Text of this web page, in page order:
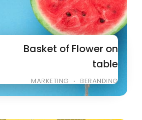
Basket of Flower on
table
BERANDING
MARKETING